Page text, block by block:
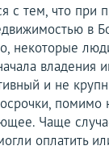
с тем, что при
в
некоторые
владения
и не
помимо
Чаще
оплатить